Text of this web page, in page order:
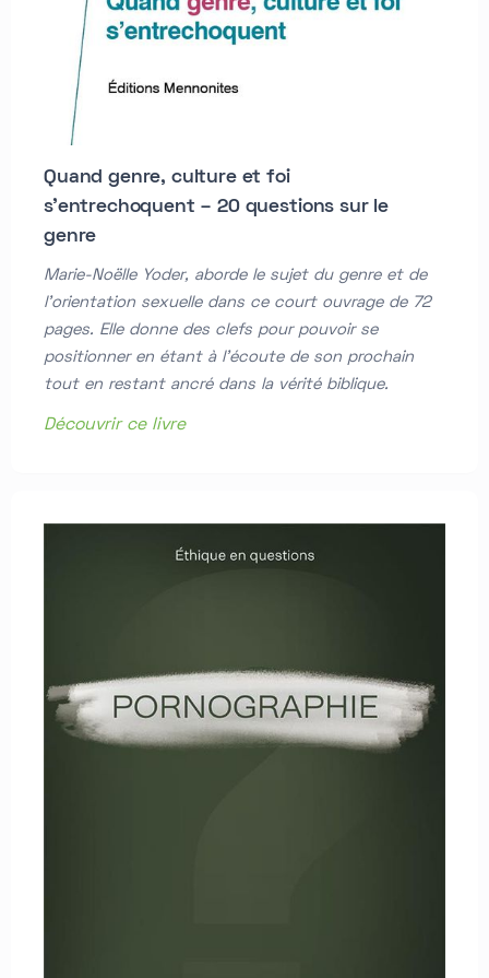
Quand genre, culture et foi
s’entrechoquent – 20 questions sur le
genre
Marie-Noëlle Yoder, aborde le sujet du genre et de
l'orientation sexuelle dans ce court ouvrage de 72
pages. Elle donne des clefs pour pouvoir se
positionner en étant à l'écoute de son prochain
tout en restant ancré dans la vérité biblique.
Découvrir ce livre